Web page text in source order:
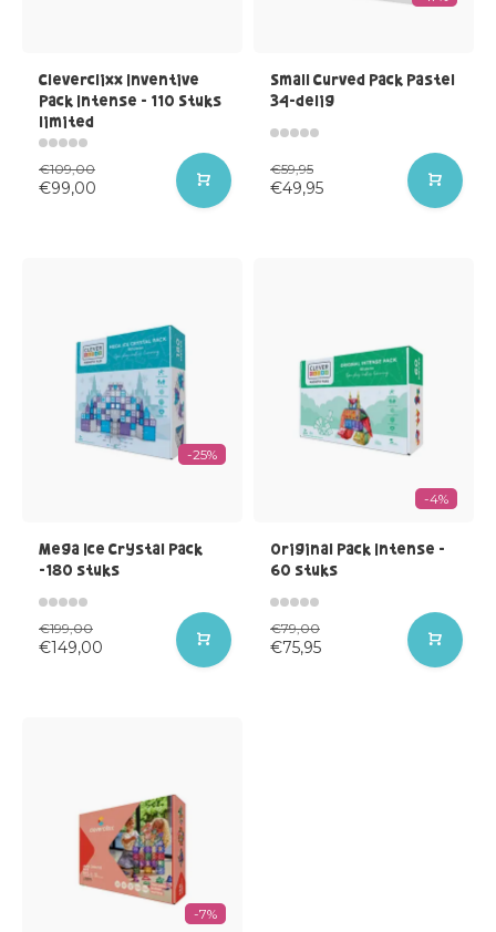
Cleverclixx Inventive
Pack Intense - 110 Stuks
limited
€109,00
€99,00
Small Curved Pack Pastel
34-delig
€59,95
€49,95
-25%
Mega Ice Crystal Pack
-180 stuks
€199,00
€149,00
-4%
Original Pack Intense -
60 stuks
€79,00
€75,95
-7%